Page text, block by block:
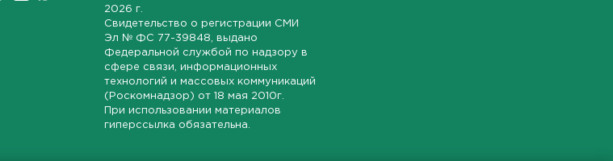
2026 г.
Свидетельство о регистрации СМИ
Эл № ФС 77-39848 , выдано
Федеральной службой по надзору в
сфере связи, информационных
технологий и массовых коммуникаций
(Роскомнадзор) от 18 мая 2010г.
При использовании материалов
гиперссылка обязательна.